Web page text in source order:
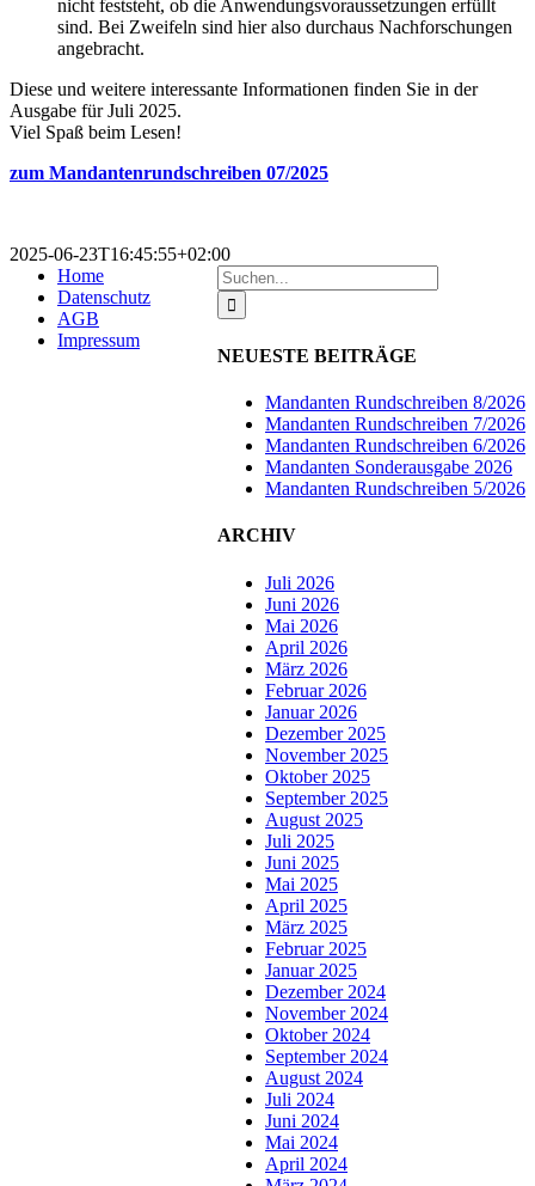
nicht feststeht, ob die Anwendungsvoraussetzungen erfüllt
sind. Bei Zweifeln sind hier also durchaus Nachforschungen
angebracht.
Diese und weitere interessante Informationen finden Sie in der
Ausgabe für Juli 2025.
Viel Spaß beim Lesen!
zum Mandantenrundschreiben 07/2025
2025-06-23T16:45:55+02:00
Suche
nach:
NEUESTE BEITRÄGE
Mandanten Rundschreiben 8/2026
Mandanten Rundschreiben 7/2026
Mandanten Rundschreiben 6/2026
Mandanten Sonderausgabe 2026
Mandanten Rundschreiben 5/2026
ARCHIV
Juli 2026
Juni 2026
Mai 2026
April 2026
März 2026
Februar 2026
Januar 2026
Dezember 2025
November 2025
Oktober 2025
September 2025
August 2025
Juli 2025
Juni 2025
Mai 2025
April 2025
März 2025
Februar 2025
Januar 2025
Dezember 2024
November 2024
Oktober 2024
September 2024
August 2024
Juli 2024
Juni 2024
Mai 2024
April 2024
Home
Datenschutz
AGB
Impressum